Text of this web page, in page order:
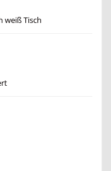
weiß Tisch